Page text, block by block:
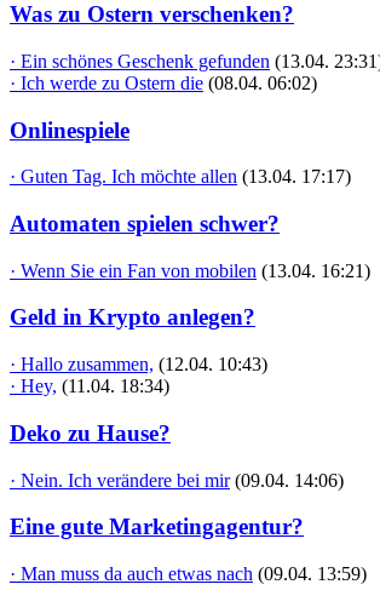
Was zu Ostern verschenken?
· Ein schönes Geschenk gefunden (13.04.
· Ich werde zu Ostern die (08.04. 06:02)
Onlinespiele
· Guten Tag. Ich möchte allen (13.04. 17:17)
Automaten spielen schwer?
· Wenn Sie ein Fan von mobilen (13.04. 16:21)
Geld in Krypto anlegen?
· Hallo zusammen, (12.04. 10:43)
· Hey, (11.04. 18:34)
Deko zu Hause?
· Nein. Ich verändere bei mir (09.04. 14:06)
Eine gute Marketingagentur?
· Man muss da auch etwas nach (09.04. 13:59)